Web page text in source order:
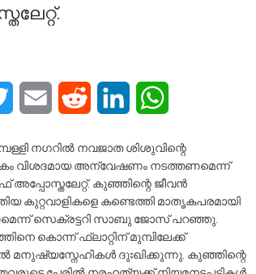
Twitter Email Reddit LinkedIn
നഗറിൽ നവജാത ശിശുവിന്റെ
വിശദമായ അന്വേഷണം നടത്തണമെന്ന്
കുഞ്ഞിന്റെ ജീവൻ
കുറ്റവാളികളെ കണ്ടെത്തി മാതൃകപരമായി
സെക്രട്ടറി സാബു ജോസ് പറഞ്ഞു.
കൊന്ന് ഫ്ലാറ്റിന് മുമ്പിലേക്ക്‌
മനുഷ്യസ്നേഹികൾ ദുഃഖിക്കുന്നു. കുഞ്ഞിന്റെ